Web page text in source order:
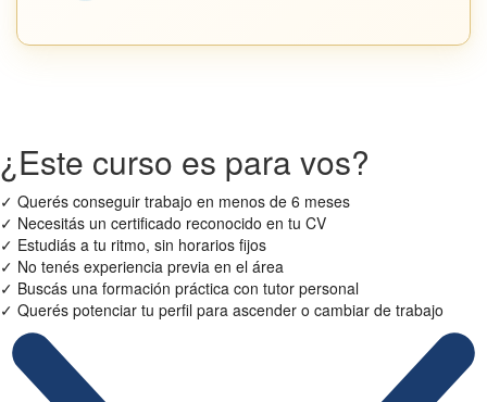
¿Este curso es para vos?
✓ Querés conseguir trabajo en menos de 6 meses
✓ Necesitás un certificado reconocido en tu CV
✓ Estudiás a tu ritmo, sin horarios fijos
✓ No tenés experiencia previa en el área
✓ Buscás una formación práctica con tutor personal
✓ Querés potenciar tu perfil para ascender o cambiar de trabajo